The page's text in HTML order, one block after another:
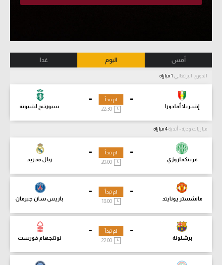
أمس اليوم غدا
الدوري البرتغالي
-
إشتريلا أمادورا
-
سبورتنج لشبونة
لم تبدأ
مباريات ودية - أندية
-
فرينكفاروزي
-
ريال مدريد
لم تبدأ
-
مانشستر يونايتد
-
باريس سان جيرمان
لم تبدأ
18:00
-
برشلونة
-
نوتنجهام فورست
لم تبدأ